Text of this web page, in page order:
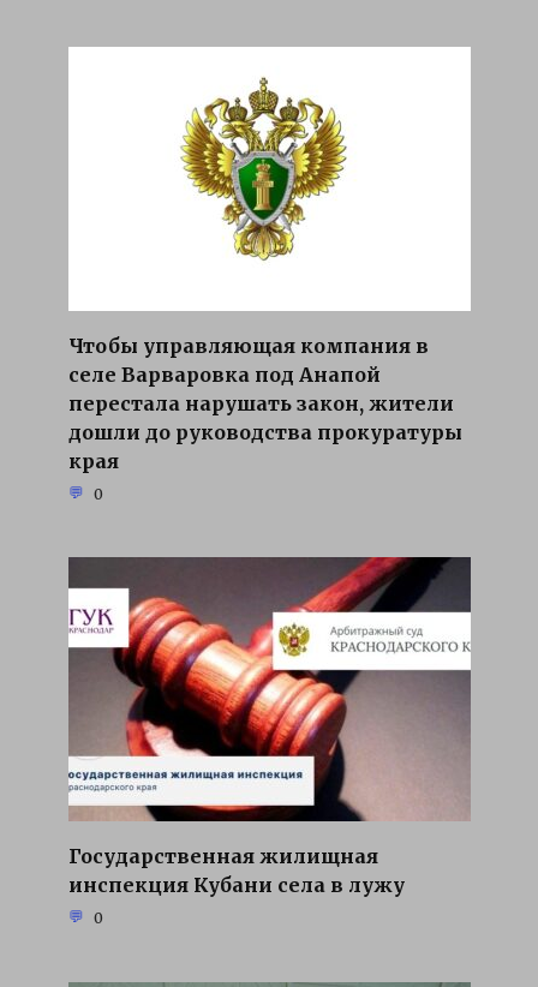
Чтобы управляющая компания в
селе Варваровка под Анапой
перестала нарушать закон, жители
дошли до руководства прокуратуры
края
0
Государственная жилищная
инспекция Кубани села в лужу
0